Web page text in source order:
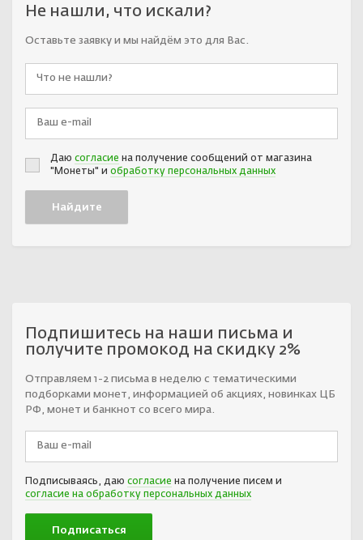
Не нашли, что искали?
Оставьте заявку и мы найдём это для Вас.
Даю согласие на получение сообщений от магазина
"Монеты" и обработку персональных данных
Подпишитесь на наши письма и
получите промокод на скидку 2%
Отправляем 1-2 письма в неделю с тематическими
подборками монет, информацией об акциях, новинках ЦБ
РФ, монет и банкнот со всего мира.
Подписываясь, даю согласие на получение писем и
согласие на обработку персональных данных